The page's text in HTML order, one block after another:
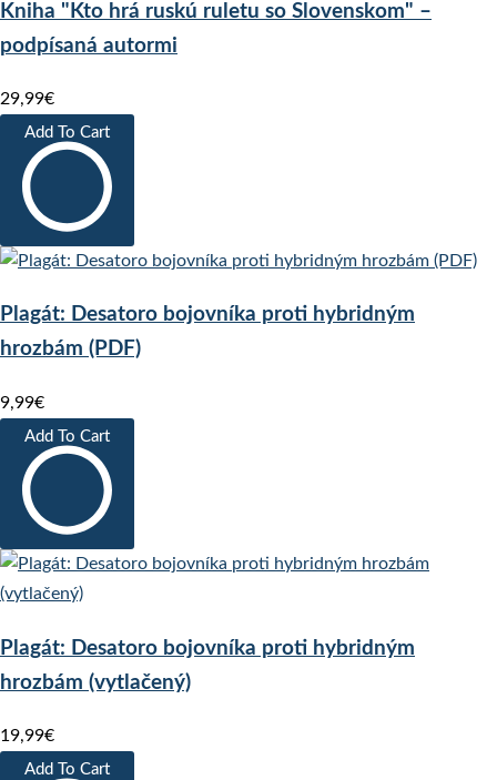
Kniha "Kto hrá ruskú ruletu so Slovenskom" –
podpísaná autormi
29,99€
Add To Cart
Plagát: Desatoro bojovníka proti hybridným
hrozbám (PDF)
9,99€
Add To Cart
Plagát: Desatoro bojovníka proti hybridným
hrozbám (vytlačený)
19,99€
Add To Cart